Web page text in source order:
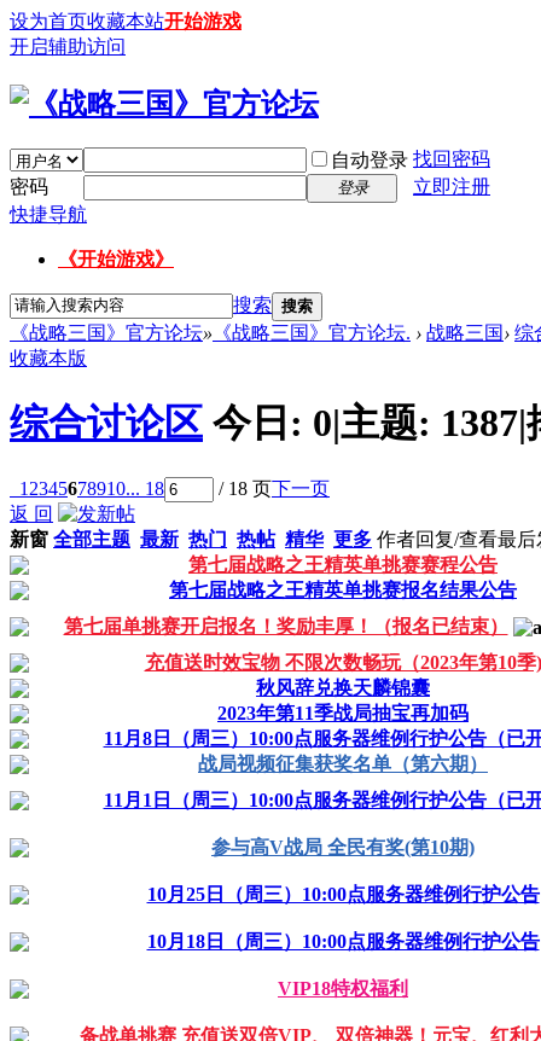
设为首页收藏本站开始游戏
开启辅助访问
自动登录 找回密码
密码
登录
立即注册
快捷导航
《开始游戏》
搜索 搜索
《战略三国》官方论坛» 《战略三国》官方论坛. › 战略三国› 综
收藏本版
综合讨论区 今日: 0|主题: 1387|
1 2345678910... 18 / 18 页下一页
返 回
新窗 全部主题 最新 热门 热帖 精华 更多 作者回复/查看最后
第七届战略之王精英单挑赛赛程公告
第七届战略之王精英单挑赛报名结果公告
第七届单挑赛开启报名！奖励丰厚！（报名已结束）
充值送时效宝物 不限次数畅玩（2023年第10季)
秋风辞兑换天麟锦囊
2023年第11季战局抽宝再加码
11月8日（周三）10:00点服务器维例行护公告（已
战局视频征集获奖名单（第六期）
11月1日（周三）10:00点服务器维例行护公告（已
参与高V战局 全民有奖(第10期)
10月25日（周三）10:00点服务器维例行护公告
10月18日（周三）10:00点服务器维例行护公告
VIP18特权福利
备战单挑赛 充值送双倍VIP、 双倍神器！元宝、红利